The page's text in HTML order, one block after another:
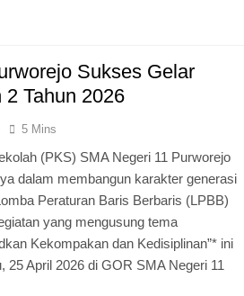
Sukses Gelar
Tahun 2026
5 Mins
(PKS) SMA Negeri 11 Purworejo
dalam membangun karakter generasi
Peraturan Baris Berbaris (LPBB)
yang mengusung tema
Kekompakan dan Kedisiplinan”* ini
April 2026 di GOR SMA Negeri 11